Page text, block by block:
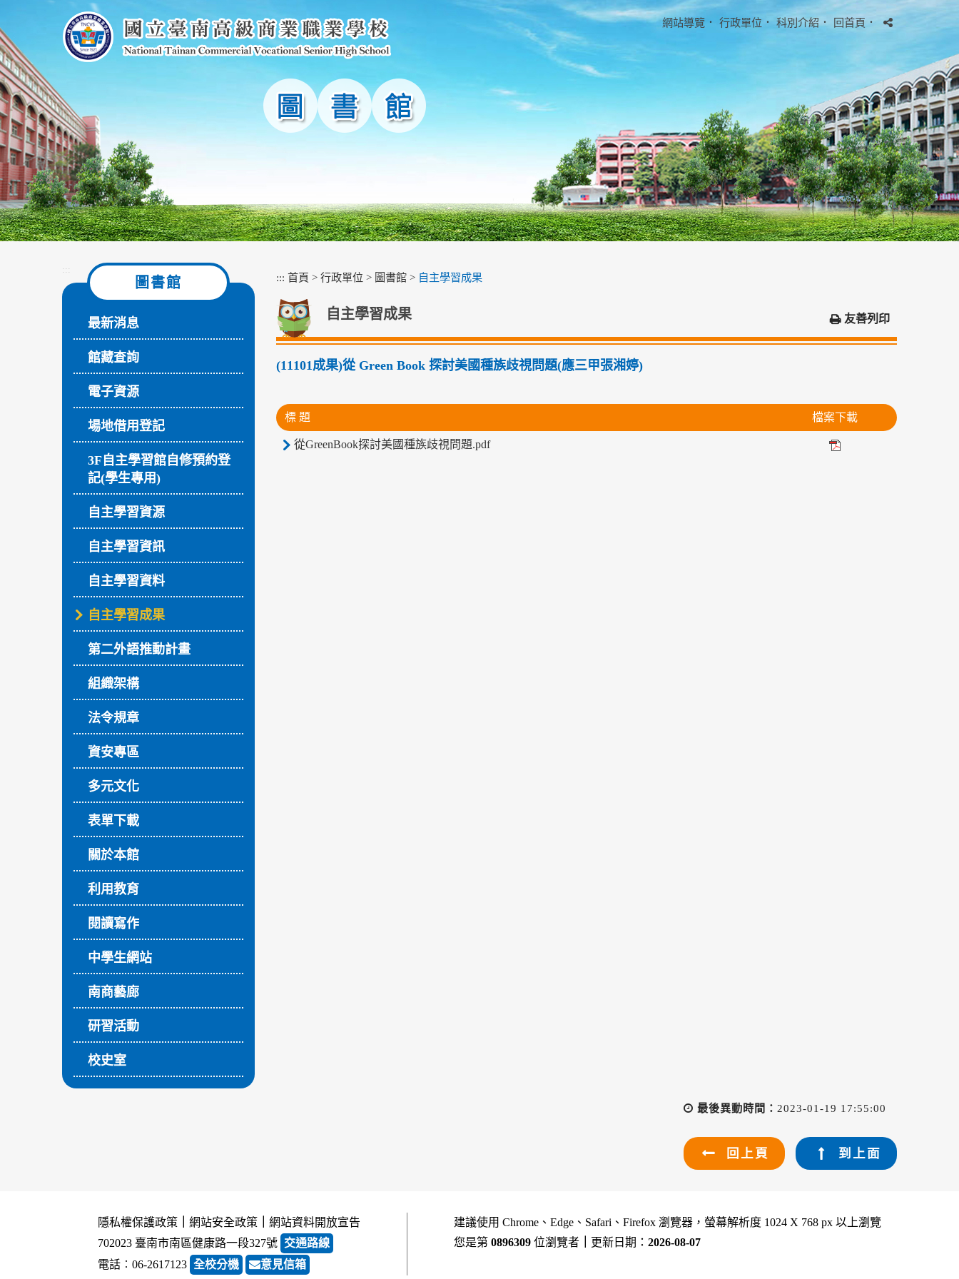
主
要
內
容
區
塊
網站導覽 ． 行政單位 ． 科別介紹． 回首頁．
:::
圖書館
最新消息
館藏查詢
電子資源
場地借用登記
3F自主學習館自修預約登
記(學生專用)
自主學習資源
自主學習資訊
自主學習資料
自主學習成果
第二外語推動計畫
組織架構
法令規章
資安專區
多元文化
表單下載
關於本館
利用教育
閱讀寫作
中學生網站
南商藝廊
研習活動
校史室
::: 首頁 > 行政單位 > 圖書館 > 自主學習成果
自主學習成果 友善列印
(11101成果)從 Green Book 探討美國種族歧視問題(應三甲張湘婷)
標 題 檔案下載
從GreenBook探討美國種族歧視問題.pdf
最後異動時間： 2023-01-19 17:55:00
回上頁 到上面
隱私權保護政策 網站安全政策
網站資料開放宣告
702023 臺南市南區健康路一段327號 交通路線
電話︰06-2617123 全校分機 意見信箱
建議使用 Chrome、Edge、Safari、Firefox 瀏覽器，螢幕解析度 1024 X 768 px 以上瀏覽
您是第 0896309 位瀏覽者 更新日期： 2026-08-07